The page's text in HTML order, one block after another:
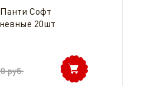
Софт
20шт
руб.